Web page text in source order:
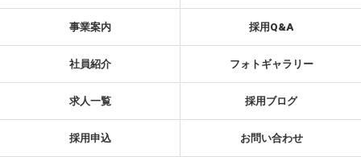
事業案内 採用Q&A
社員紹介 フォトギャラリー
求人一覧 採用ブログ
採用申込 お問い合わせ